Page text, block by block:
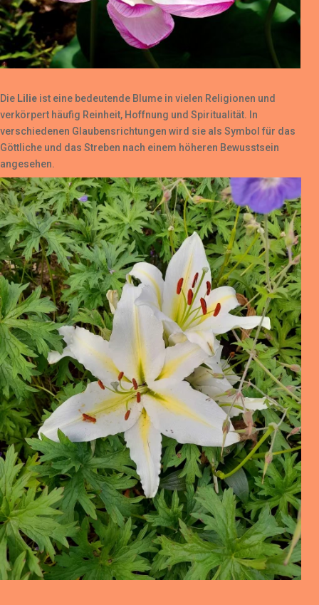
Die Lilie ist eine bedeutende Blume in vielen Religionen und
verkörpert häufig Reinheit, Hoffnung und Spiritualität. In
verschiedenen Glaubensrichtungen wird sie als Symbol für das
Göttliche und das Streben nach einem höheren Bewusstsein
angesehen.